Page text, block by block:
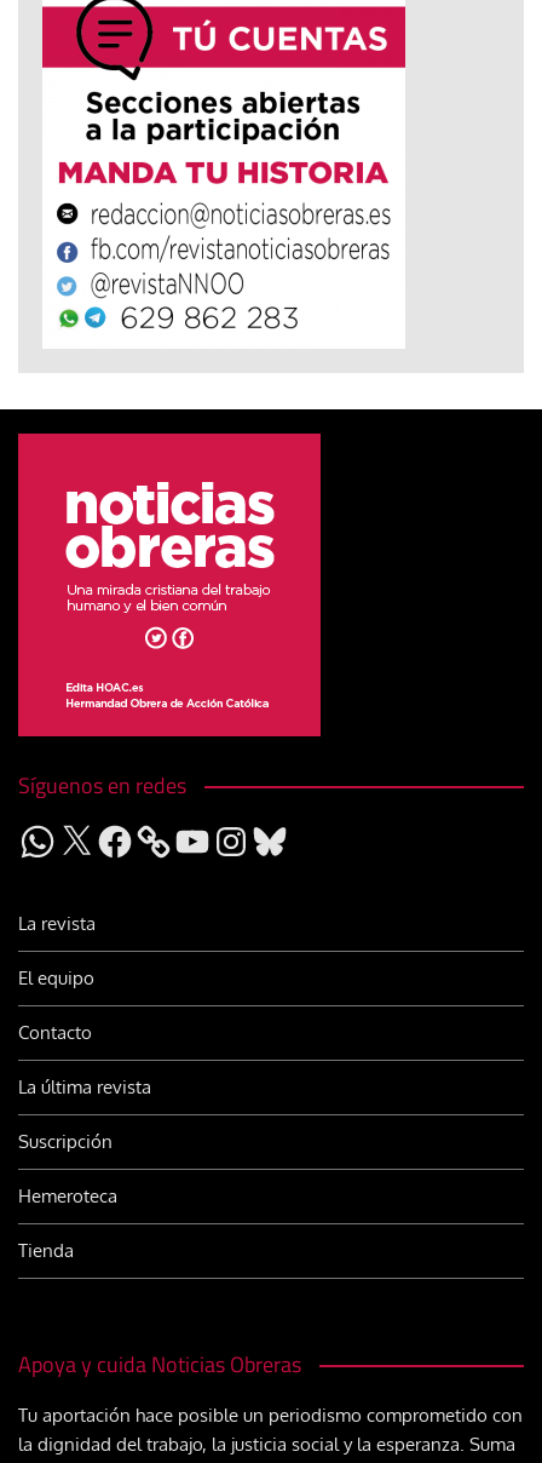
Síguenos en redes
WhatsApp
X Facebook YouTubeInstagram
Bluesky
La revista
El equipo
Contacto
La última revista
Suscripción
Hemeroteca
Tienda
Apoya y cuida Noticias Obreras
Tu aportación hace posible un periodismo comprometido con
la dignidad del trabajo, la justicia social y la esperanza. Suma